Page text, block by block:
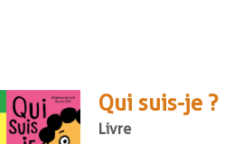
Qui suis-je ?
Livre